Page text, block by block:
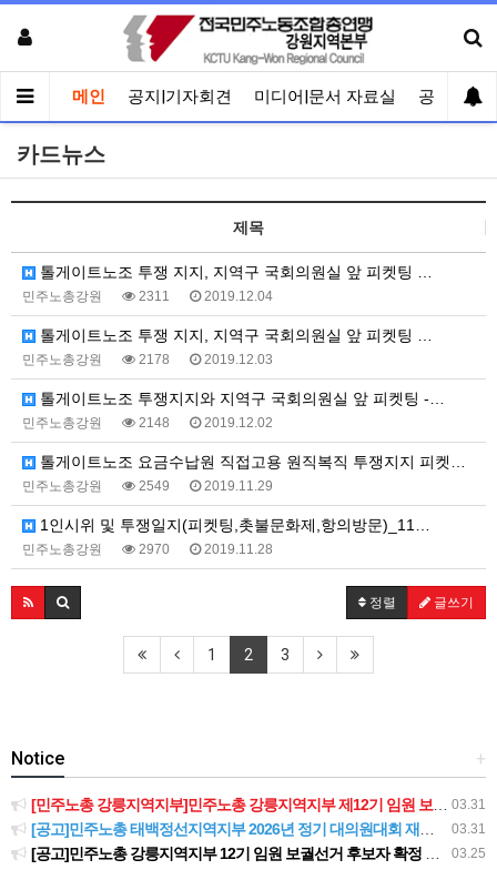
메인 공지|기자회견 미디어|문서 자료실 공유게시
카드뉴스
제목
톨게이트노조 투쟁 지지, 지역구 국회의원실 앞 피켓팅 …
민주노총강원 2311 2019.12.04
톨게이트노조 투쟁 지지, 지역구 국회의원실 앞 피켓팅 …
민주노총강원 2178 2019.12.03
톨게이트노조 투쟁지지와 지역구 국회의원실 앞 피켓팅 -…
민주노총강원 2148 2019.12.02
톨게이트노조 요금수납원 직접고용 원직복직 투쟁지지 피켓…
민주노총강원 2549 2019.11.29
1인시위 및 투쟁일지(피켓팅,촛불문화제,항의방문)_11…
민주노총강원 2970 2019.11.28
정렬 글쓰기
1 2 3
+
Notice
03.31
[민주노총 강릉지역지부]민주노총 강릉지역지부 제12기 임원 보궐선거결과 공고
03.31
[공고]민주노총 태백정선지역지부 2026년 정기 대의원대회 재소집 건
03.25
[공고]민주노총 강릉지역지부 12기 임원 보궐선거 후보자 확정 공고